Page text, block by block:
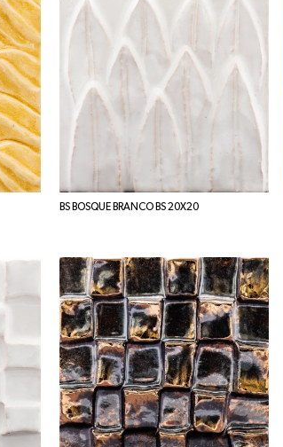
BS BOSQUE BRANCO BS 20X20